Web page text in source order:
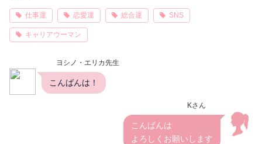
仕事運 恋愛運 総合運 SNS
キャリアウーマン
ヨシノ・エリカ先生
こんばんは！
Kさん
こんばんは
よろしくお願いします